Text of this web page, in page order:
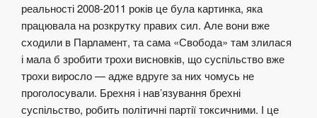
реальності 2008-2011 років це була картинка, яка
працювала на розкрутку правих сил. Але вони вже
сходили в Парламент, та сама «Свобода» там злилася
і мала б зробити трохи висновків, що суспільство вже
трохи виросло — адже вдруге за них чомусь не
проголосували. Брехня і нав’язування брехні
суспільство, робить політичні партії токсичними. І це